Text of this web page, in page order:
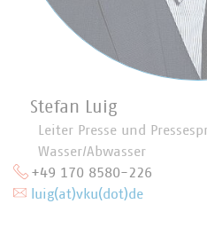
Stefan Luig
Leiter Presse und
Wasser/Abwasser
+49 170 8580-226
luig(at)vku(dot)de